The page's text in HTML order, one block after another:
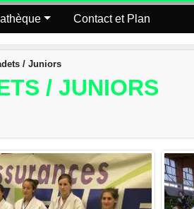
Contact et Plan
/ Juniors
/ JUNIORS